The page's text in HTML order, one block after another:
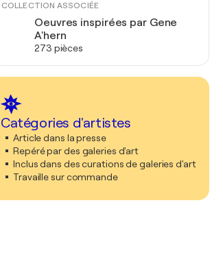
COLLECTION ASSOCIÉE
Oeuvres inspirées par Gene
A'hern
273 pièces
Catégories d'artistes
Article dans la presse
Repéré par des galeries d'art
Inclus dans des curations de galeries d'art
Travaille sur commande